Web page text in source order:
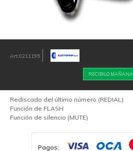
0211195
RECIBILO MAÑANA
Rediscado del último número (REDIAL)
Función de FLASH
Función de silencio (MUTE)
Pagos: